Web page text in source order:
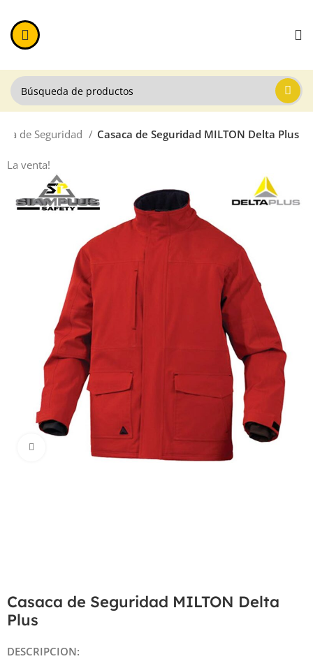
de Seguridad Casaca de Seguridad MILTON Delta Plus
La venta!
Haga Click para agrandar
Casaca de Seguridad MILTON Delta
Plus
DESCRIPCION: